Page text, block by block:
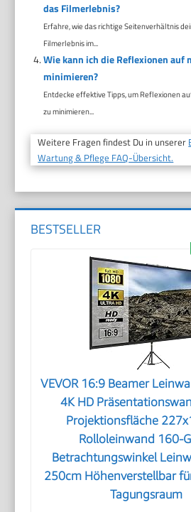
das Filmerlebnis?
Erfahre, wie das richtige Seitenverhältnis
Filmerlebnis im...
Wie kann ich die Reflexionen auf
minimieren?
Entdecke effektive Tipps, um Reflexionen
zu minimieren...
Weitere Fragen findest Du in unserer
Wartung & Pflege FAQ-Übersicht.
BESTSELLER
VEVOR 16:9 Beamer
4K HD
Projektionsfläche
Rolloleinwand ​160-
Betrachtungswinkel
250cm Höhenverstellbar
Tagungsraum